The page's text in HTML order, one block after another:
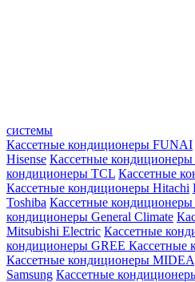
системы
Кассетные кондиционеры FUNAI
Hisense Кассетные
кондиционеры TCL Кассетные
Кассетные кондиционеры Hitachi
Toshiba Кассетные
кондиционеры General Climate
Mitsubishi Electric Кассетные
кондиционеры GREE Кассетные
Кассетные кондиционеры MIDEA
Samsung Кассетные